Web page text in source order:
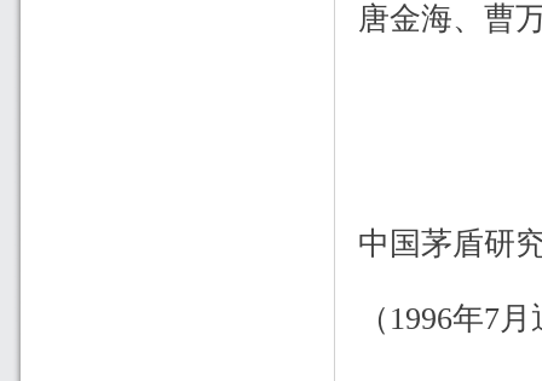
唐金海、曹
中国茅盾研
（1996年7